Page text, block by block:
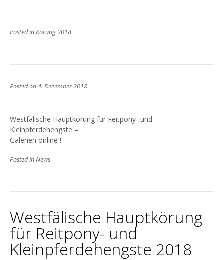
Posted inKörung 2018
Posted on4. Dezember 2018
Westfälische Hauptkörung für Reitpony- und
Kleinpferdehengste –
Galerien online !
Posted inNews
Westfälische Hauptkörung
für Reitpony- und
Kleinpferdehengste 2018